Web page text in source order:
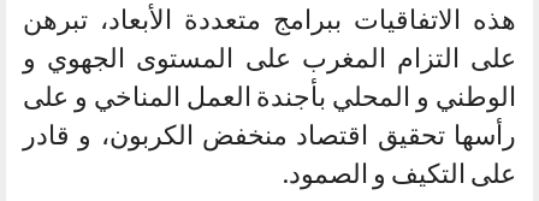
هذه الاتفاقيات ببرامج متعددة الأبعاد، تبرهن
على التزام المغرب على المستوى الجهوي و
الوطني و المحلي بأجندة العمل المناخي و على
رأسها تحقيق اقتصاد منخفض الكربون، و قادر
على التكيف و الصمود.